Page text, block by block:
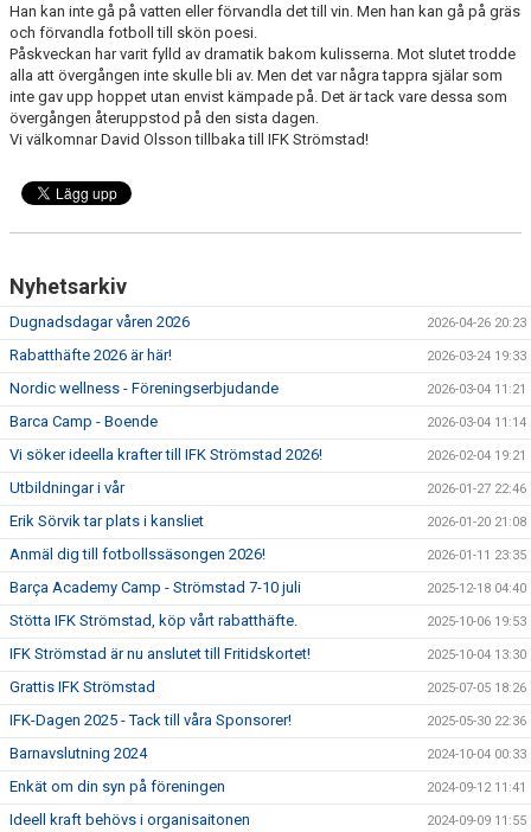
MEDLEMSKAP
FÖRÄLDRAINFORMATION
SPONSORER & PARTNERS
VÅRA STUGOR OCH TRÄNINGSLÄGER
Han kan inte gå på vatten eller förvandla det till vin. Men han kan gå på gräs
och förvandla fotboll till skön poesi.
Påskveckan har varit fylld av dramatik bakom kulisserna. Mot slutet trodde
alla att övergången inte skulle bli av. Men det var några tappra själar som
inte gav upp hoppet utan envist kämpade på. Det är tack vare dessa som
övergången återuppstod på den sista dagen.
Vi välkomnar David Olsson tillbaka till IFK Strömstad!
Nyhetsarkiv
Dugnadsdagar våren 2026 2026-04-26 20:23
Rabatthäfte 2026 är här! 2026-03-24 19:33
Nordic wellness - Föreningserbjudande 2026-03-04 11:21
Barca Camp - Boende 2026-03-04 11:14
Vi söker ideella krafter till IFK Strömstad 2026! 2026-02-04 19:21
Utbildningar i vår 2026-01-27 22:46
Erik Sörvik tar plats i kansliet 2026-01-20 21:08
Anmäl dig till fotbollssäsongen 2026! 2026-01-11 23:35
Barça Academy Camp - Strömstad 7-10 juli 2025-12-18 04:40
Stötta IFK Strömstad, köp vårt rabatthäfte. 2025-10-06 19:53
IFK Strömstad är nu anslutet till Fritidskortet! 2025-10-04 13:30
Grattis IFK Strömstad 2025-07-05 18:26
IFK-Dagen 2025 - Tack till våra Sponsorer! 2025-05-30 22:36
Barnavslutning 2024 2024-10-04 00:33
Enkät om din syn på föreningen 2024-09-12 11:41
Ideell kraft behövs i organisaitonen 2024-09-09 11:55